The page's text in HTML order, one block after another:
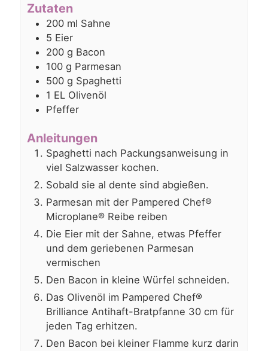
Zutaten
200 ml Sahne
5 Eier
200 g Bacon
100 g Parmesan
500 g Spaghetti
1 EL Olivenöl
Pfeffer
Anleitungen
Spaghetti nach Packungsanweisung in
viel Salzwasser kochen.
Sobald sie al dente sind abgießen.
Parmesan mit der Pampered Chef®
Microplane® Reibe reiben
Die Eier mit der Sahne, etwas Pfeffer
und dem geriebenen Parmesan
vermischen
Den Bacon in kleine Würfel schneiden.
Das Olivenöl im Pampered Chef®
Brilliance Antihaft-Bratpfanne 30 cm für
jeden Tag erhitzen.
Den Bacon bei kleiner Flamme kurz darin